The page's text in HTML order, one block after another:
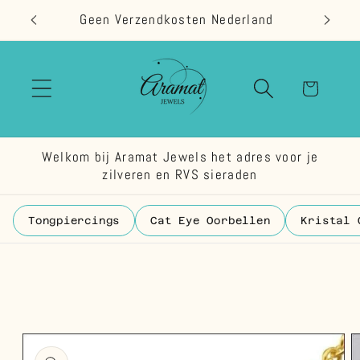
naar de
content
Geen Verzendkosten Nederland
Welkom bij Aramat Jewels het adres voor je
zilveren en RVS sieraden
Tongpiercings Cat Eye Oorbellen Kristal
direct naar